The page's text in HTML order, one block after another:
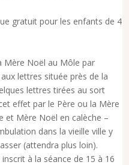
gratuit pour les enfants de 4
Mère Noël au Môle par
lettres située près de la
lettres tirées au sort
effet par le Père ou la Mère
et Mère Noël en calèche –
dans la vieille ville y
(attendra plus loin).
à la séance de 15 à 16